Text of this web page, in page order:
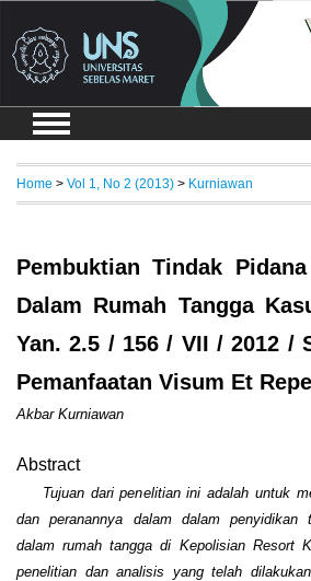
Home > Vol 1, No 2 (2013) > Kurniawan
Pembuktian Tindak
Dalam Rumah Tangga
Yan. 2.5 / 156 / VII / 2012 /
Pemanfaatan Visum Et
Akbar Kurniawan
Abstract
Tujuan dari penelitian ini adalah untuk
dan peranannya dalam dalam penyidikan
dalam rumah tangga di Kepolisian Resort
penelitian dan analisis yang telah